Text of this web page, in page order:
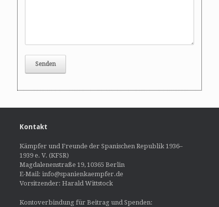
Kontakt
Kämpfer und Freunde der Spanischen Republik 1936–
1939 e. V. (KFSR)
Magdalenenstraße 19, 10365 Berlin
E-Mail: info@spanienkaempfer.de
Vorsitzender: Harald Wittstock
Kontoverbindung für Beitrag und Spenden: